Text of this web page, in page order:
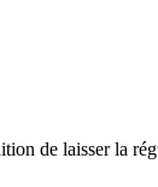
de laisser la